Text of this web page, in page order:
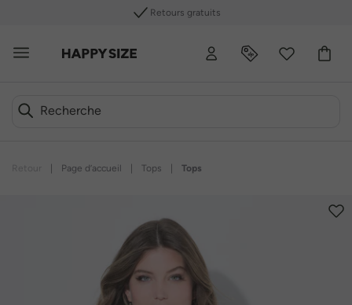
Retours gratuits
Page d’accueil Tops Tops